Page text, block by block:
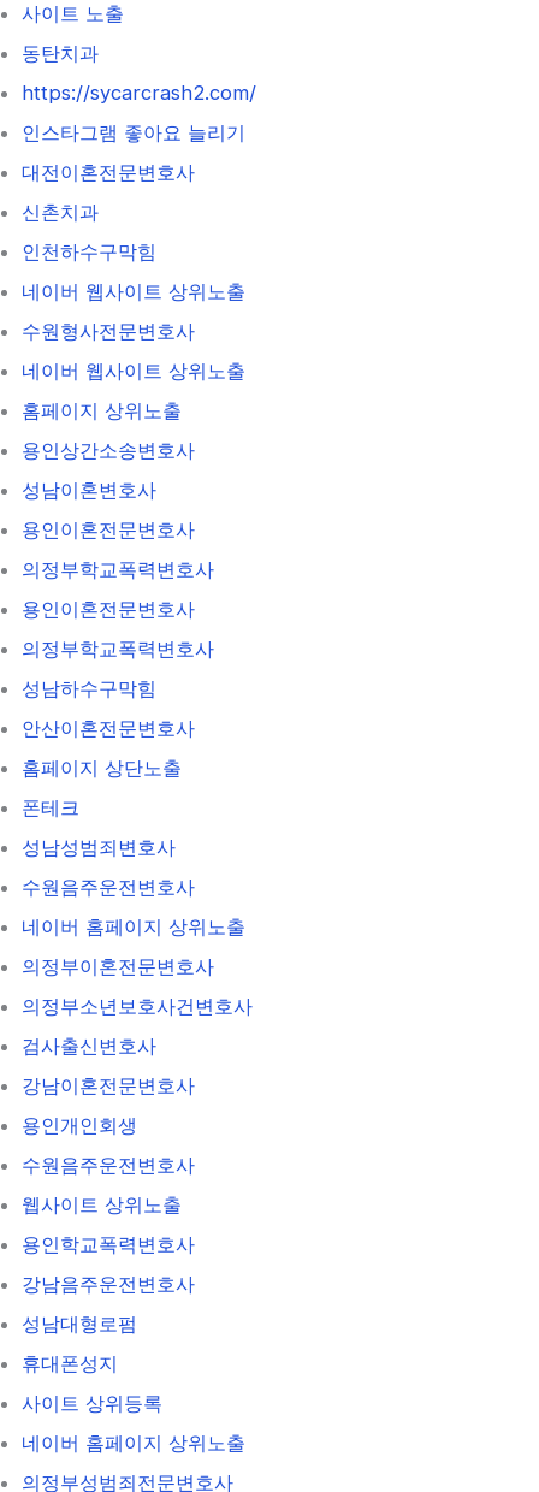
사이트 노출
동탄치과
https://sycarcrash2.com/
인스타그램 좋아요 늘리기
대전이혼전문변호사
신촌치과
인천하수구막힘
네이버 웹사이트 상위노출
수원형사전문변호사
네이버 웹사이트 상위노출
홈페이지 상위노출
용인상간소송변호사
성남이혼변호사
용인이혼전문변호사
의정부학교폭력변호사
용인이혼전문변호사
의정부학교폭력변호사
성남하수구막힘
안산이혼전문변호사
홈페이지 상단노출
폰테크
성남성범죄변호사
수원음주운전변호사
네이버 홈페이지 상위노출
의정부이혼전문변호사
의정부소년보호사건변호사
검사출신변호사
강남이혼전문변호사
용인개인회생
수원음주운전변호사
웹사이트 상위노출
용인학교폭력변호사
강남음주운전변호사
성남대형로펌
휴대폰성지
사이트 상위등록
네이버 홈페이지 상위노출
의정부성범죄전문변호사